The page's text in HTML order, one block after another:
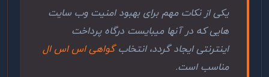
یکی از نکات مهم برای بهبود امنیت وب سایت
هایی که در آنها میبایست درگاه پرداخت
اینترنتی ایجاد گردد، انتخابگواهی اس اس ال
مناسب است.